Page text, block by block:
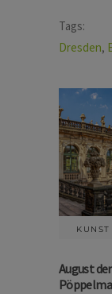
Tags:
Dresden,
August